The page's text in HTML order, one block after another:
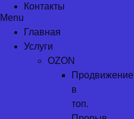
Контакты
Menu
Главная
Услуги
OZON
Продвижение
в
топ.